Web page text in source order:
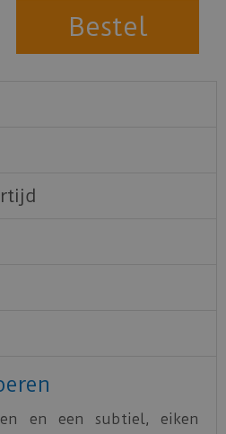
en een subtiel, eiken